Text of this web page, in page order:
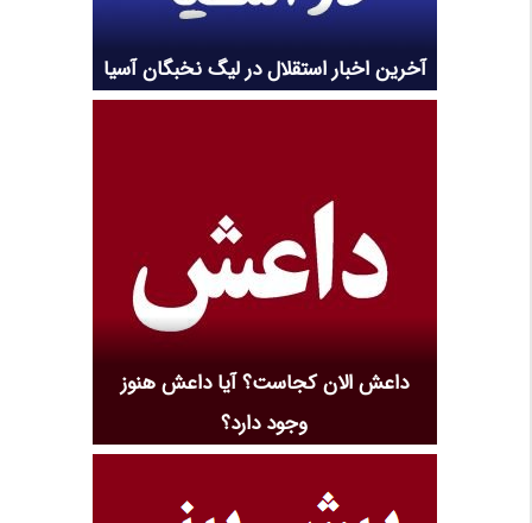
آخرین اخبار استقلال در لیگ نخبگان آسیا
داعش الان کجاست؟ آیا داعش هنوز
وجود دارد؟